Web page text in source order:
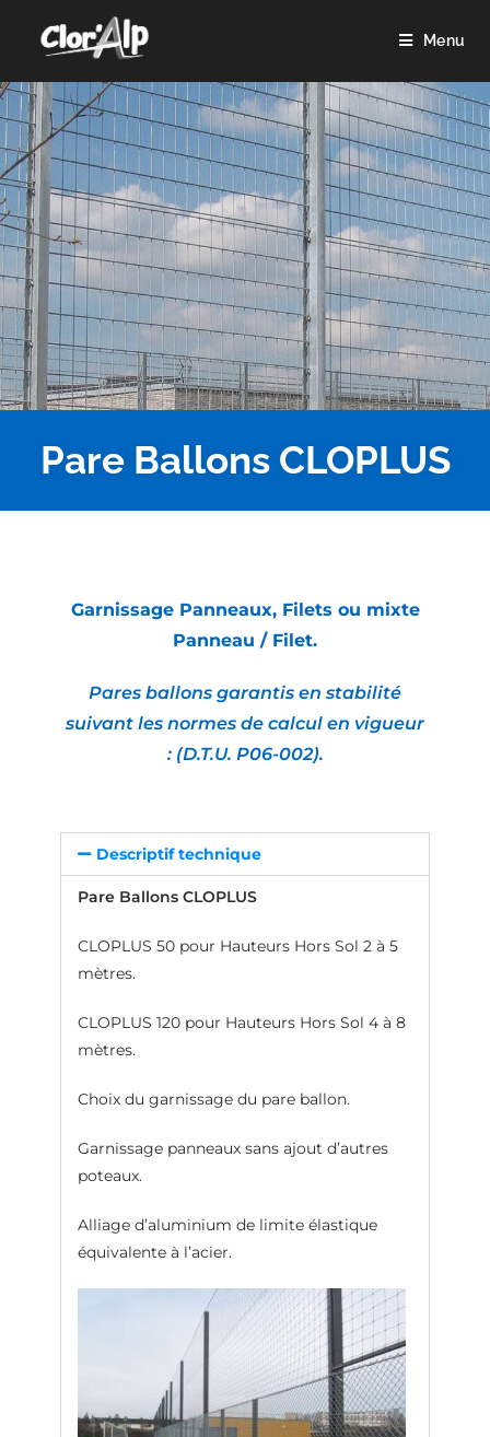
Menu
Pare Ballons CLOPLUS
Garnissage Panneaux, Filets ou mixte
Panneau / Filet.
Pares ballons garantis en stabilité
suivant les normes de calcul en vigueur
: (D.T.U. P06-002).
Descriptif technique
Pare Ballons CLOPLUS
CLOPLUS 50 pour Hauteurs Hors Sol 2 à 5
mètres.
CLOPLUS 120 pour Hauteurs Hors Sol 4 à 8
mètres.
Choix du garnissage du pare ballon.
Garnissage panneaux sans ajout d’autres
poteaux.
Alliage d’aluminium de limite élastique
équivalente à l’acier.